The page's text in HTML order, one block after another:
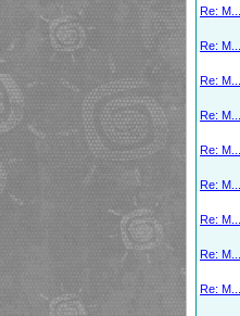
Re: M...
Re: M...
Re: M...
Re: M...
Re: M...
Re: M...
Re: M...
Re: M...
Re: M...